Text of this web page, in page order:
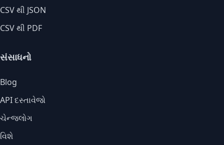
CSV થી JSON
CSV થી PDF
સંસાધનો
Blog
API દસ્તાવેજો
ચેન્જલોગ
વિશે